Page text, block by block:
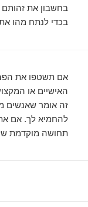
בחשבון את
בכדי לנתח מהו
אם תשטפו את
האישיים או
זה אומר שאנשים
להחמיא לך. אם
תחושה מוקדמת